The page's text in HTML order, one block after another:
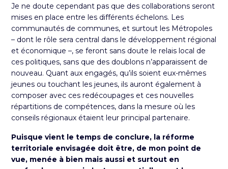
Je ne doute cependant pas que des collaborations seront
mises en place entre les différents échelons. Les
communautés de communes, et surtout les Métropoles
– dont le rôle sera central dans le développement régional
et économique –, se feront sans doute le relais local de
ces politiques, sans que des doublons n’apparaissent de
nouveau. Quant aux engagés, qu’ils soient eux-mêmes
jeunes ou touchant les jeunes, ils auront également à
composer avec ces redécoupages et ces nouvelles
répartitions de compétences, dans la mesure où les
conseils régionaux étaient leur principal partenaire.
Puisque vient le temps de conclure, la réforme
territoriale envisagée doit être, de mon point de
vue, menée à bien mais aussi et surtout en